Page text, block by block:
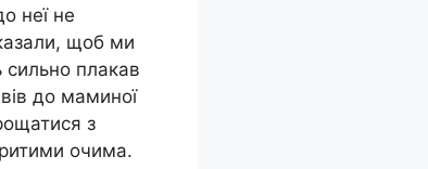
неї не
щоб ми
плакав
до маминої
з
очима.